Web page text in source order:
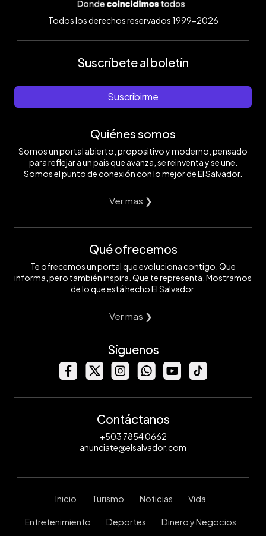
Todos los derechos reservados 1999-2026
Suscríbete al boletín
Suscribirme
Quiénes somos
Somos un portal abierto, propositivo y moderno, pensado
para reflejar a un país que avanza, se reinventa y se une.
Somos el punto de conexión con lo mejor de El Salvador.
Ver mas ❯
Qué ofrecemos
Te ofrecemos un portal que evoluciona contigo. Que
informa, pero también inspira. Que te representa. Mostramos
de lo que está hecho El Salvador.
Ver mas ❯
Síguenos
Contáctanos
+503 7854 0662
anunciate@elsalvador.com
Inicio Turismo Noticias Vida
Entretenimiento Deportes Dinero y Negocios